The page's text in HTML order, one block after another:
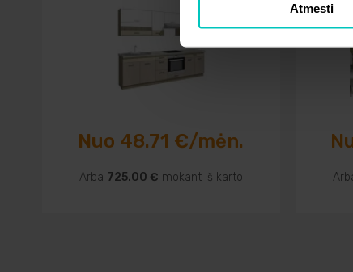
Atmesti
Nuo 48.71 €/mėn.
Arba 725.00 € mokant iš karto